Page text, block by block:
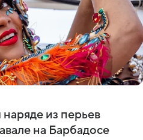
из перьев
на Барбадосе